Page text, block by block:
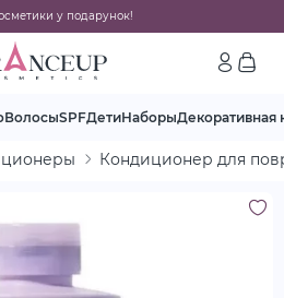
у подарунок!
ВолосыSPFДетиНаборыДекоративная
Кондиционер для